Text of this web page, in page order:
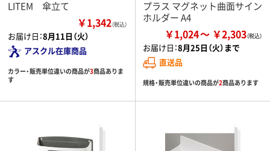
LITEM 傘立て
￥1,342（税込）
お届け日：8月11日（火）
アスクル在庫商品
カラー・販売単位違いの商品が3商品ありま
す
プラス マグネット曲面サイン
ホルダー A4
￥1,024 ￥2,303
お届け日：8月25日（火）まで
直送品
規格・販売単位違いの商品が2商品あります